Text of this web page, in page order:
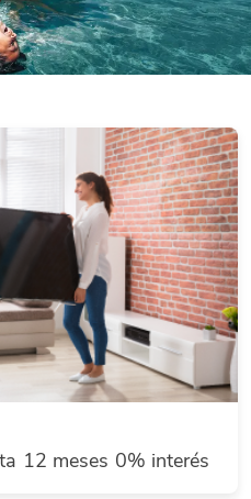
12 meses 0% interés